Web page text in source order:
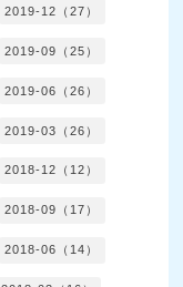
2019-12（27）
2019-09（25）
2019-06（26）
2019-03（26）
2018-12（12）
2018-09（17）
2018-06（14）